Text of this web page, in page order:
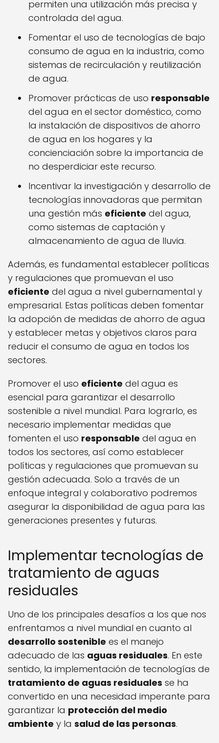
permiten una utilización más precisa y
controlada del agua.
Fomentar el uso de tecnologías de bajo
consumo de agua en la industria, como
sistemas de recirculación y reutilización
de agua.
Promover prácticas de uso responsable
del agua en el sector doméstico, como
la instalación de dispositivos de ahorro
de agua en los hogares y la
concienciación sobre la importancia de
no desperdiciar este recurso.
Incentivar la investigación y desarrollo de
tecnologías innovadoras que permitan
una gestión más eficiente del agua,
como sistemas de captación y
almacenamiento de agua de lluvia.
Además, es fundamental establecer políticas
y regulaciones que promuevan el uso
eficiente del agua a nivel gubernamental y
empresarial. Estas políticas deben fomentar
la adopción de medidas de ahorro de agua
y establecer metas y objetivos claros para
reducir el consumo de agua en todos los
sectores.
Promover el uso eficiente del agua es
esencial para garantizar el desarrollo
sostenible a nivel mundial. Para lograrlo, es
necesario implementar medidas que
fomenten el uso responsable del agua en
todos los sectores, así como establecer
políticas y regulaciones que promuevan su
gestión adecuada. Solo a través de un
enfoque integral y colaborativo podremos
asegurar la disponibilidad de agua para las
generaciones presentes y futuras.
Implementar tecnologías de
tratamiento de aguas
residuales
Uno de los principales desafíos a los que nos
enfrentamos a nivel mundial en cuanto al
desarrollo sostenible es el manejo
adecuado de las aguas residuales. En este
sentido, la implementación de tecnologías de
tratamiento de aguas residuales se ha
convertido en una necesidad imperante para
garantizar la protección del medio
ambiente y la salud de las personas.